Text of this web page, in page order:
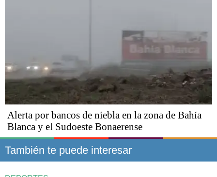
Alerta por bancos de niebla en la zona de Bahía
Blanca y el Sudoeste Bonaerense
También te puede interesar